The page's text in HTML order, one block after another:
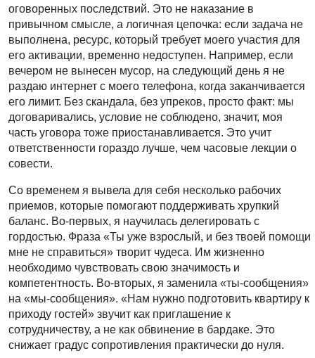
оговоренных последствий. Это не наказание в
привычном смысле, а логичная цепочка: если задача не
выполнена, ресурс, который требует моего участия для
его активации, временно недоступен. Например, если
вечером не вынесен мусор, на следующий день я не
раздаю интернет с моего телефона, когда заканчивается
его лимит. Без скандала, без упреков, просто факт: мы
договаривались, условие не соблюдено, значит, моя
часть уговора тоже приостанавливается. Это учит
ответственности гораздо лучше, чем часовые лекции о
совести.
Со временем я вывела для себя несколько рабочих
приемов, которые помогают поддерживать хрупкий
баланс. Во-первых, я научилась делегировать с
гордостью. Фраза «Ты уже взрослый, и без твоей помощи
мне не справиться» творит чудеса. Им жизненно
необходимо чувствовать свою значимость и
компетентность. Во-вторых, я заменила «ты-сообщения»
на «мы-сообщения». «Нам нужно подготовить квартиру к
приходу гостей» звучит как приглашение к
сотрудничеству, а не как обвинение в бардаке. Это
снижает градус сопротивления практически до нуля.